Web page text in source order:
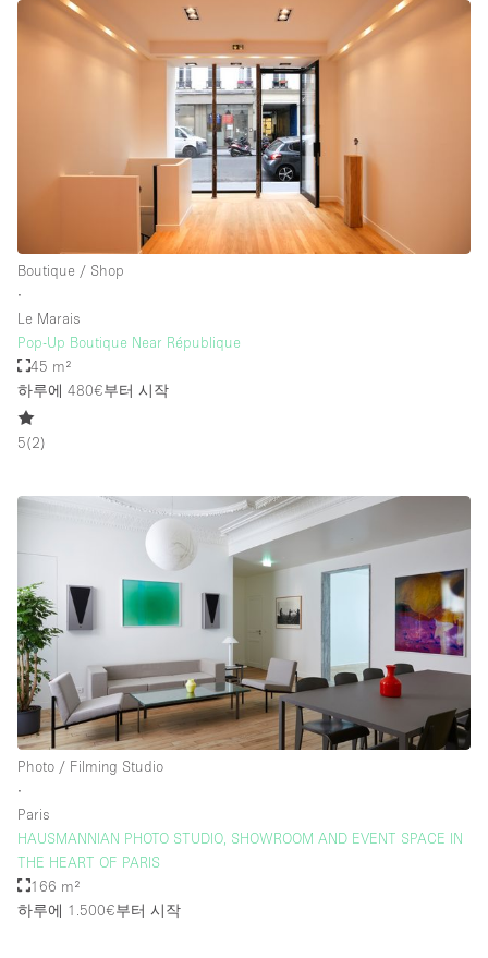
Boutique / Shop
∙
Le Marais
Pop-Up Boutique Near République
45 m²
하루에 480€부터 시작
5(2)
Photo / Filming Studio
∙
Paris
HAUSMANNIAN PHOTO STUDIO, SHOWROOM AND EVENT SPACE IN
THE HEART OF PARIS
166 m²
하루에 1.500€부터 시작